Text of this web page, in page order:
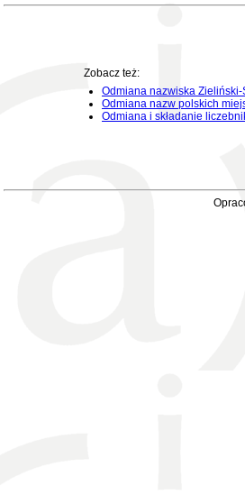
Zobacz też:
Odmiana nazwiska Zieliński-
Odmiana nazw polskich
Odmiana i składanie